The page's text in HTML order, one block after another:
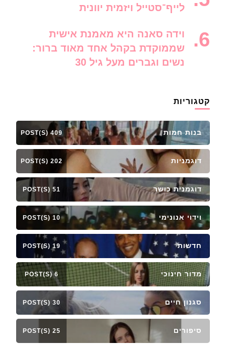
לייף־סטייל ויזמית יוונית
וידה סאנה היא מאמנת אישית
שממוקדת בקהל אחד מאוד ברור:
נשים וגברים מעל גיל 30
קטגוריות
בנות חמות 409 POST(S)
דוגמניות 202 POST(S)
דוגמנית כושר 51 POST(S)
וידוי אנונימי 10 POST(S)
חדשות 19 POST(S)
מדור חינוכי 6 POST(S)
סגנון חיים 30 POST(S)
סיפורים 25 POST(S)